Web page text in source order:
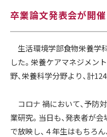
卒業論文発表会が開催
生活環境学部食物栄養学
した。栄養ケアマネジメン
野、栄養科学分野より、計
コロナ 禍において、予防
業研究。当日も、発表者が
で放映し、４年生はもちろ